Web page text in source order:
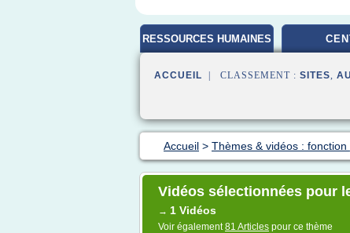
RESSOURCES HUMAINES
ACCUEIL | CLASSEMENT : SITES,
Accueil > Thèmes & vidéos : fonction
Vidéos sélectionnées pour
→ 1 Vidéos
Voir également81 Articles pour ce thème